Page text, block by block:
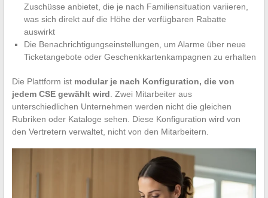
Zuschüsse anbietet, die je nach Familiensituation variieren,
was sich direkt auf die Höhe der verfügbaren Rabatte
auswirkt
Die Benachrichtigungseinstellungen, um Alarme über neue
Ticketangebote oder Geschenkkartenkampagnen zu erhalten
Die Plattform ist modular je nach Konfiguration, die von
jedem CSE gewählt wird. Zwei Mitarbeiter aus
unterschiedlichen Unternehmen werden nicht die gleichen
Rubriken oder Kataloge sehen. Diese Konfiguration wird von
den Vertretern verwaltet, nicht von den Mitarbeitern.